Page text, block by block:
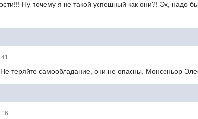
Ну почему я не такой успешный как они?! Эх,
теряйте самообладание, они не опасны. Монсеньор